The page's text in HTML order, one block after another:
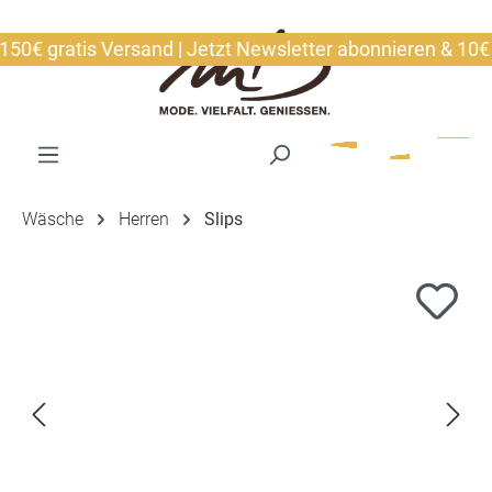
gratis Versand | Jetzt Newsletter abonnieren & 10€
Wäsche Herren Slips